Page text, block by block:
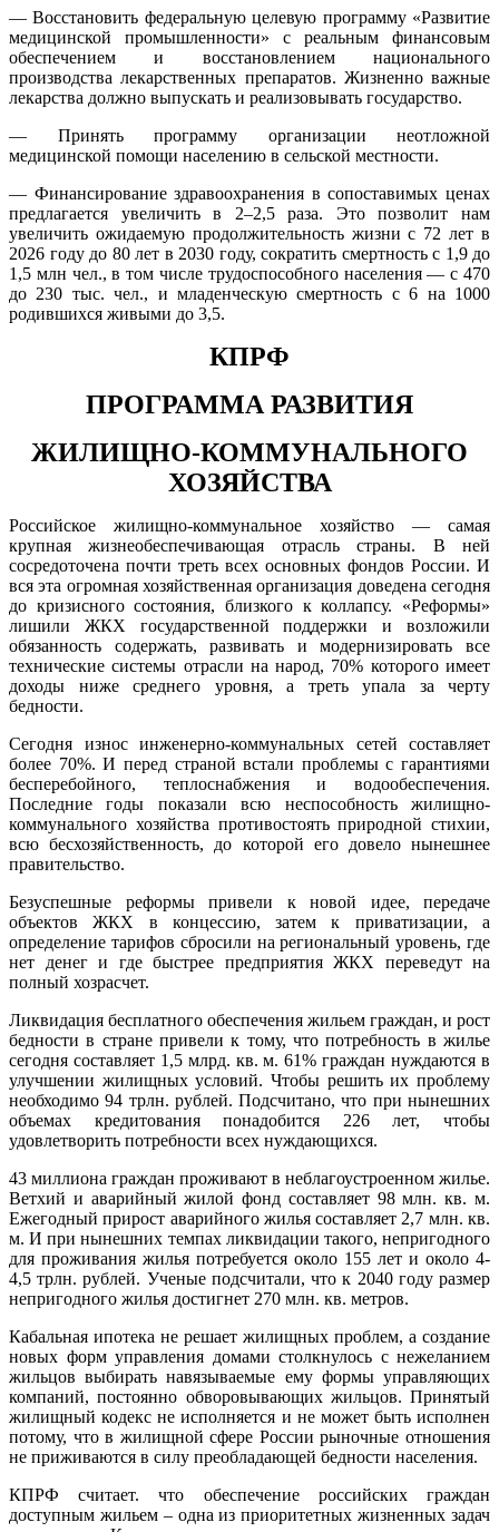
— Восстановить федеральную целевую программу «Развитие
медицинской промышленности» с реальным финансовым
обеспечением и восстановлением национального
производства лекарственных препаратов. Жизненно важные
лекарства должно выпускать и реализовывать государство.
— Принять программу организации неотложной
медицинской помощи населению в сельской местности.
— Финансирование здравоохранения в сопоставимых ценах
предлагается увеличить в 2–2,5 раза. Это позволит нам
увеличить ожидаемую продолжительность жизни с 72 лет в
2026 году до 80 лет в 2030 году, сократить смертность с 1,9 до
1,5 млн чел., в том числе трудоспособного населения — с 470
до 230 тыс. чел., и младенческую смертность с 6 на 1000
родившихся живыми до 3,5.
КПРФ
ПРОГРАММА РАЗВИТИЯ
ЖИЛИЩНО-КОММУНАЛЬНОГО
ХОЗЯЙСТВА
Российское жилищно-коммунальное хозяйство — самая
крупная жизнеобеспечивающая отрасль страны. В ней
сосредоточена почти треть всех основных фондов России. И
вся эта огромная хозяйственная организация доведена сегодня
до кризисного состояния, близкого к коллапсу. «Реформы»
лишили ЖКХ государственной поддержки и возложили
обязанность содержать, развивать и модернизировать все
технические системы отрасли на народ, 70% которого имеет
доходы ниже среднего уровня, а треть упала за черту
бедности.
Сегодня износ инженерно-коммунальных сетей составляет
более 70%. И перед страной встали проблемы с гарантиями
бесперебойного, теплоснабжения и водообеспечения.
Последние годы показали всю неспособность жилищно-
коммунального хозяйства противостоять природной стихии,
всю бесхозяйственность, до которой его довело нынешнее
правительство.
Безуспешные реформы привели к новой идее, передаче
объектов ЖКХ в концессию, затем к приватизации, а
определение тарифов сбросили на региональный уровень, где
нет денег и где быстрее предприятия ЖКХ переведут на
полный хозрасчет.
Ликвидация бесплатного обеспечения жильем граждан, и рост
бедности в стране привели к тому, что потребность в жилье
сегодня составляет 1,5 млрд. кв. м. 61% граждан нуждаются в
улучшении жилищных условий. Чтобы решить их проблему
необходимо 94 трлн. рублей. Подсчитано, что при нынешних
объемах кредитования понадобится 226 лет, чтобы
удовлетворить потребности всех нуждающихся.
43 миллиона граждан проживают в неблагоустроенном жилье.
Ветхий и аварийный жилой фонд составляет 98 млн. кв. м.
Ежегодный прирост аварийного жилья составляет 2,7 млн. кв.
м. И при нынешних темпах ликвидации такого, непригодного
для проживания жилья потребуется около 155 лет и около 4-
4,5 трлн. рублей. Ученые подсчитали, что к 2040 году размер
непригодного жилья достигнет 270 млн. кв. метров.
Кабальная ипотека не решает жилищных проблем, а создание
новых форм управления домами столкнулось с нежеланием
жильцов выбирать навязываемые ему формы управляющих
компаний, постоянно обворовывающих жильцов. Принятый
жилищный кодекс не исполняется и не может быть исполнен
потому, что в жилищной сфере России рыночные отношения
не приживаются в силу преобладающей бедности населения.
КПРФ считает. что обеспечение российских граждан
доступным жильем – одна из приоритетных жизненных задач